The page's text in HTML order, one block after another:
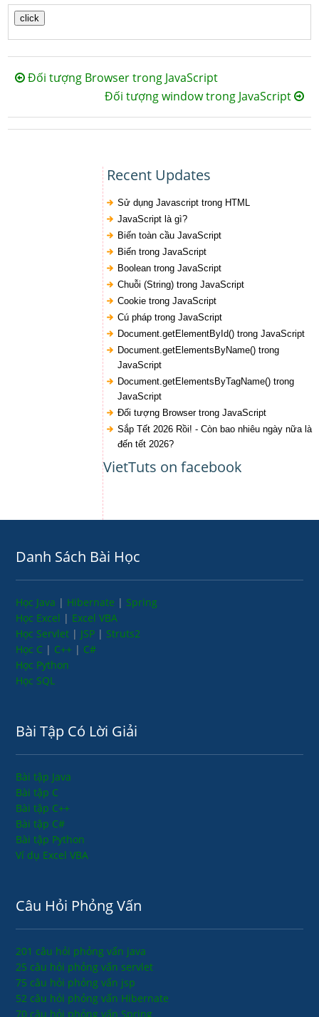
Đối tượng Browser trong JavaScript
Đối tượng window trong JavaScript
Recent Updates
Sử dụng Javascript trong HTML
JavaScript là gì?
Biến toàn cầu JavaScript
Biến trong JavaScript
Boolean trong JavaScript
Chuỗi (String) trong JavaScript
Cookie trong JavaScript
Cú pháp trong JavaScript
Document.getElementById() trong JavaScript
Document.getElementsByName() trong
JavaScript
Document.getElementsByTagName() trong
JavaScript
Đối tượng Browser trong JavaScript
Sắp Tết 2026 Rồi! - Còn bao nhiêu ngày nữa là
đến tết 2026?
VietTuts on facebook
Danh Sách Bài Học
Học Java | Hibernate | Spring
Học Excel | Excel VBA
Học Servlet | JSP | Struts2
Học C | C++ | C#
Học Python
Học SQL
Bài Tập Có Lời Giải
Bài tập Java
Bài tập C
Bài tập C++
Bài tập C#
Bài tập Python
Ví dụ Excel VBA
Câu Hỏi Phỏng Vấn
201 câu hỏi phỏng vấn java
25 câu hỏi phỏng vấn servlet
75 câu hỏi phỏng vấn jsp
52 câu hỏi phỏng vấn Hibernate
70 câu hỏi phỏng vấn Spring